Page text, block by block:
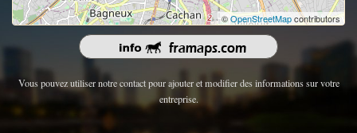
©OpenStreetMapcontributors
droits d'auteur 2026 | Tous les droits sont réservés.
Vous pouvez utiliser notre contact pour ajouter et modifier des informations sur votre
entreprise.